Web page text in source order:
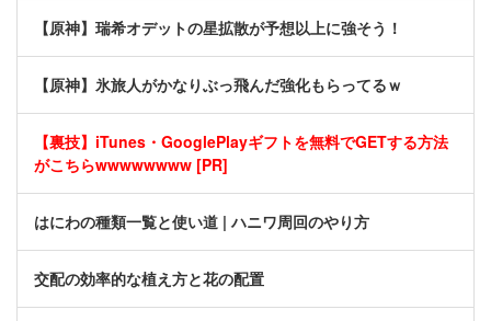
【原神】瑞希オデットの星拡散が予想以上に強そう！
【原神】氷旅人がかなりぶっ飛んだ強化もらってるｗ
【裏技】iTunes・GooglePlayギフトを無料でGETする方法
がこちらwwwwwwww [PR]
はにわの種類一覧と使い道 | ハニワ周回のやり方
交配の効率的な植え方と花の配置